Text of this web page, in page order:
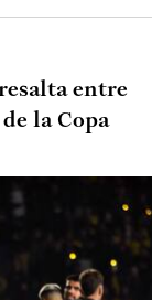
entre
la Copa